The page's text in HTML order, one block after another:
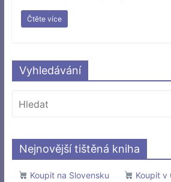
Čtěte více
Vyhledávání
Nejnovější tištěná kniha
Koupit na Slovensku
Koupit v